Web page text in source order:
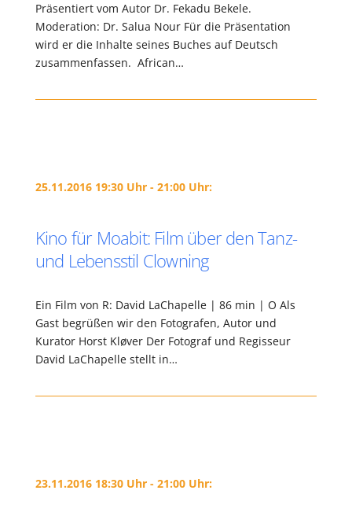
Präsentiert vom Autor Dr. Fekadu Bekele.
Moderation: Dr. Salua Nour Für die Präsentation
wird er die Inhalte seines Buches auf Deutsch
zusammenfassen. African…
25.11.2016 19:30 Uhr - 21:00 Uhr:
Kino für Moabit: Film über den Tanz-
und Lebensstil Clowning
Ein Film von R: David LaChapelle | 86 min | O Als
Gast begrüßen wir den Fotografen, Autor und
Kurator Horst Kløver Der Fotograf und Regisseur
David LaChapelle stellt in…
23.11.2016 18:30 Uhr - 21:00 Uhr: